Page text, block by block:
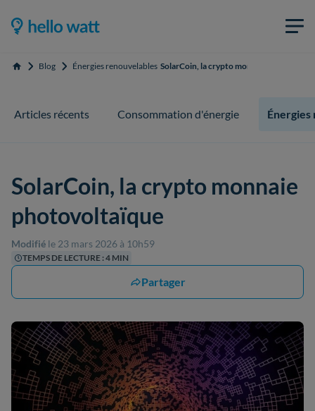
Accueil Blog Énergies renouvelables SolarCoin, la crypto monnaie
Articles récents Consommation d'énergie
SolarCoin, la crypto monnaie
photovoltaïque
Modifié le 23 mars 2026 à 10h59
TEMPS DE LECTURE : 4 MIN
Partager